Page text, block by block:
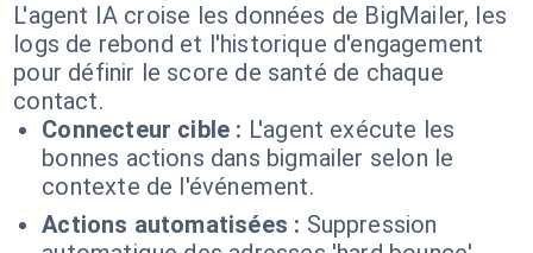
L'agent IA croise les données de BigMailer, les
logs de rebond et l'historique d'engagement
pour définir le score de santé de chaque
contact.
Connecteur cible : L'agent exécute les
bonnes actions dans bigmailer selon le
contexte de l'événement.
Actions automatisées : Suppression